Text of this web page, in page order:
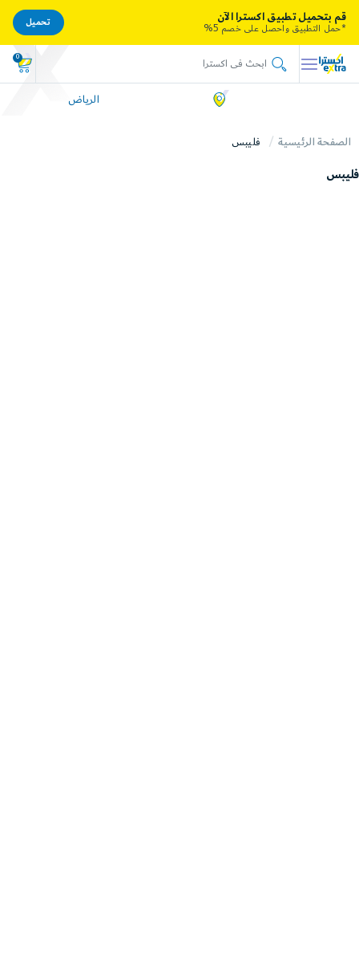
0
الرياض
الصفحة الرئيسية فليبس
فليبس
قم بتحميل تطبيق اكسترا الآن
*حمل التطبيق واحصل على خصم 5%
تحميل